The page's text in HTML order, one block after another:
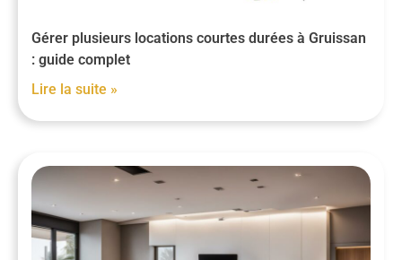
Gérer plusieurs locations courtes durées à Gruissan
: guide complet
Lire la suite »